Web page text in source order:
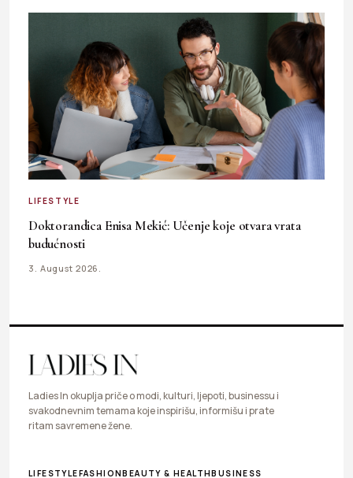
LIFESTYLE
Doktorandica Enisa Mekić: Učenje koje otvara vrata
budućnosti
3. August 2026.
Ladies In okuplja priče o modi, kulturi, ljepoti, businessu i
svakodnevnim temama koje inspirišu, informišu i prate
ritam savremene žene.
LIFESTYLEFASHIONBEAUTY & HEALTHBUSINESS